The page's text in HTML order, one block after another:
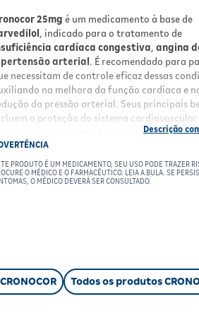
25mg é um medicamento à base de
, indicado para o tratamento de
cardíaca congestiva,angina
arterial . É recomendado para
necessitam de controle eficaz dessas
na melhora da função cardíaca e
da pressão arterial. Seus principais
a proteção do sistema cardiovascular
sintomas relacionados a essas doenças.
Alívio dos sintomasda insuficiência
Melhora da qualidade de vidaem
com doenças cardíacas.
Uso oral prático e de fácil
PRODUTO É UM MEDICAMENTO, SEU USO PODE TRAZER
O MÉDICO E O FARMACÊUTICO. LEIA A BULA. SE
O MÉDICO DEVERÁ SER CONSULTADO.
Todos os produtos